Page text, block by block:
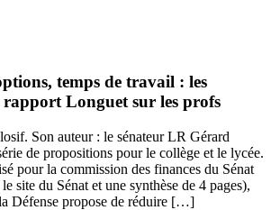
temps de travail : les
Longuet sur les profs
Son auteur : le sénateur LR Gérard
de propositions pour le collège et le lycée.
pour la commission des finances du Sénat
site du Sénat et une synthèse de 4 pages),
Défense propose de réduire […]